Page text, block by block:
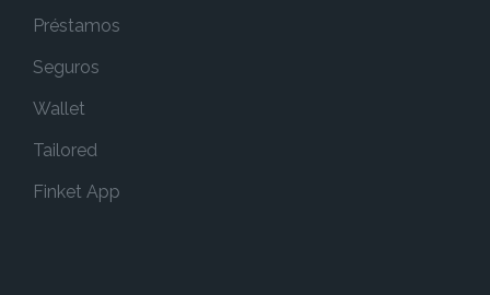
Préstamos
Seguros
Wallet
Tailored
Finket App